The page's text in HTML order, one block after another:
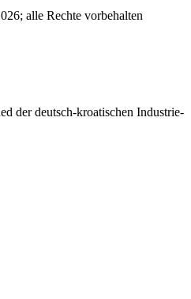
alle Rechte vorbehalten